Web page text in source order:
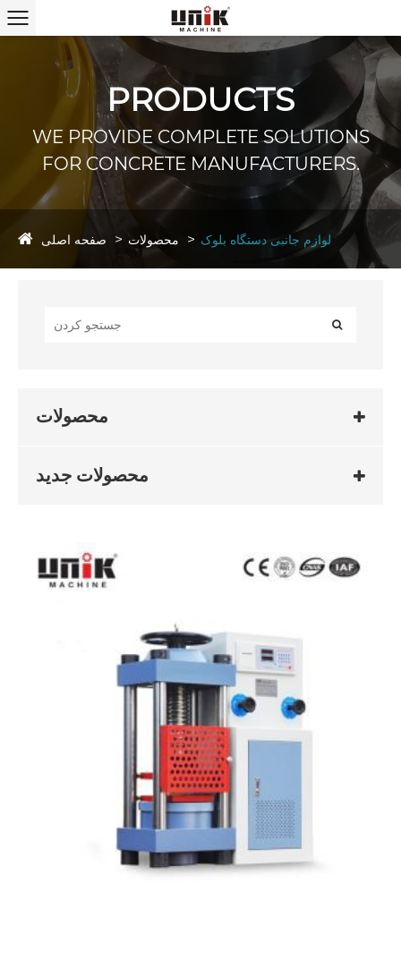
PRODUCTS
WE PROVIDE COMPLETE SOLUTIONS
FOR CONCRETE MANUFACTURERS.
صفحه اصلی محصولات لوازم جانبی دستگاه بلوک
محصولات
محصولات جدید